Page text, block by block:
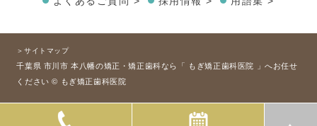
＞サイトマップ
千葉県 市川市 本八幡の矯正・矯正歯科なら「 もぎ矯正歯科医院 」へお任せ
ください © もぎ矯正歯科医院